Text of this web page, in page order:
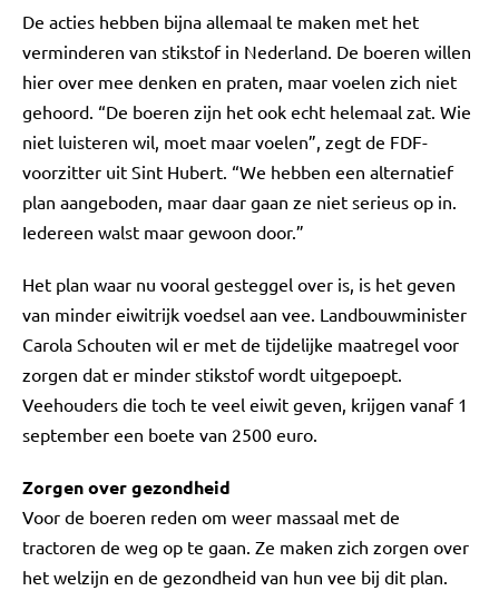
De acties hebben bijna allemaal te maken met het
verminderen van stikstof in Nederland. De boeren willen
hier over mee denken en praten, maar voelen zich niet
gehoord. “De boeren zijn het ook echt helemaal zat. Wie
niet luisteren wil, moet maar voelen”, zegt de FDF-
voorzitter uit Sint Hubert. “We hebben een alternatief
plan aangeboden, maar daar gaan ze niet serieus op in.
Iedereen walst maar gewoon door.”
Het plan waar nu vooral gesteggel over is, is het geven
van minder eiwitrijk voedsel aan vee. Landbouwminister
Carola Schouten wil er met de tijdelijke maatregel voor
zorgen dat er minder stikstof wordt uitgepoept.
Veehouders die toch te veel eiwit geven, krijgen vanaf 1
september een boete van 2500 euro.
Zorgen over gezondheid
Voor de boeren reden om weer massaal met de
tractoren de weg op te gaan. Ze maken zich zorgen over
het welzijn en de gezondheid van hun vee bij dit plan.